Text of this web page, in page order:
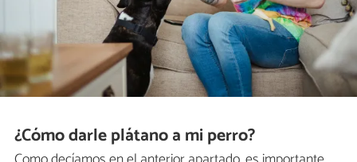
¿Cómo darle plátano a mi perro?